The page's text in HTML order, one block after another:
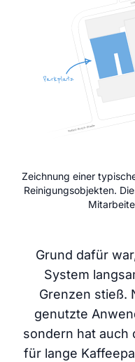
Zeichnung einer
Reinigungsobjekten.
Grund dafür
System
Grenzen stieß.
genutzte
sondern hat auch
für lange